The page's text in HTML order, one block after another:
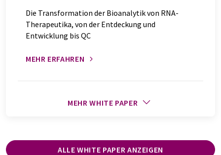
Die Transformation der Bioanalytik von RNA-
Therapeutika, von der Entdeckung und
Entwicklung bis QC
MEHR ERFAHREN
MEHR WHITE PAPER
ALLE WHITE PAPER ANZEIGEN